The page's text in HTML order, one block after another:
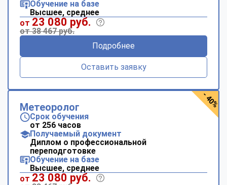
Обучение на базе
Высшее, среднее
от 23 080 руб.
от 38 467 руб.
Подробнее
Оставить заявку
Метеоролог
Срок обучения
от 256 часов
Получаемый документ
Диплом о профессиональной
переподготовке
Обучение на базе
Высшее, среднее
от 23 080 руб.
- 40%